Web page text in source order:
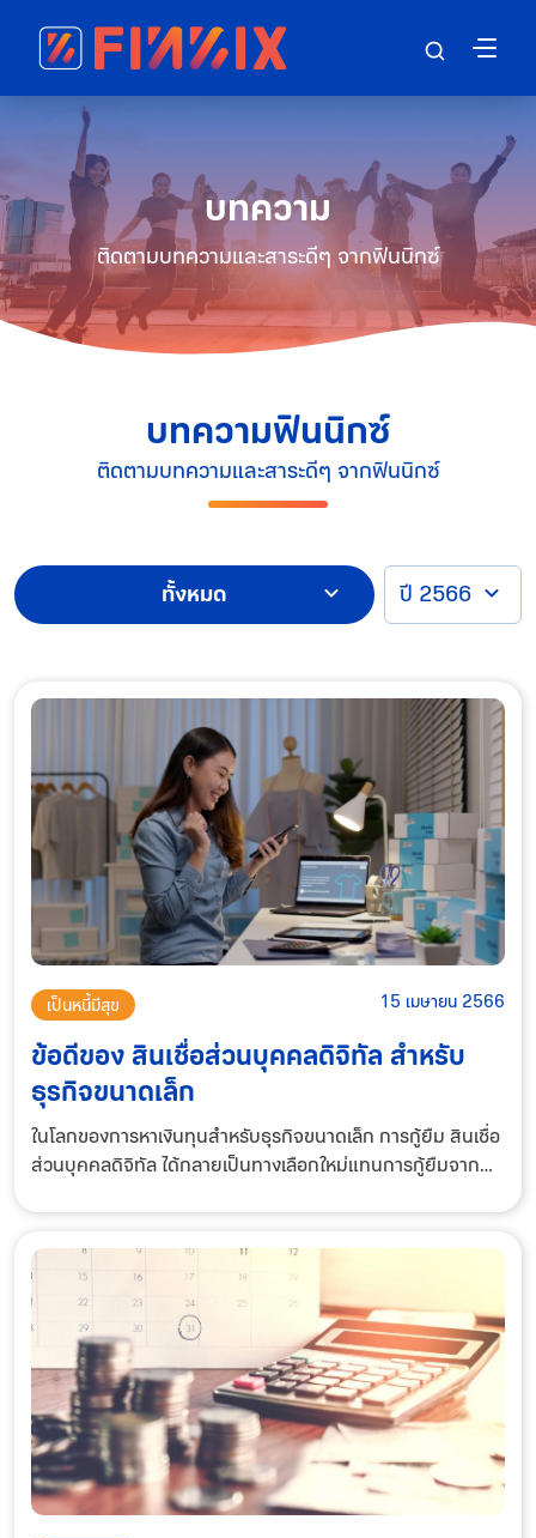
บทความ
ติดตามบทความและสาระดีๆ จากฟินนิกซ์
บทความฟินนิกซ์
ติดตามบทความและสาระดีๆ จากฟินนิกซ์
ทั้งหมด ปี 2566
เป็นหนี้มีสุข 15 เมษายน 2566
ข้อดีของ สินเชื่อส่วนบุคคลดิจิทัล สำหรับ
ธุรกิจขนาดเล็ก
ในโลกของการหาเงินทุนสำหรับธุรกิจขนาดเล็ก การกู้ยืม สินเชื่อ
ส่วนบุคคลดิจิทัล ได้กลายเป็นทางเลือกใหม่แทนการกู้ยืมจาก
เข้าถึงแหล่งเงินทุนได้อย่างรวด